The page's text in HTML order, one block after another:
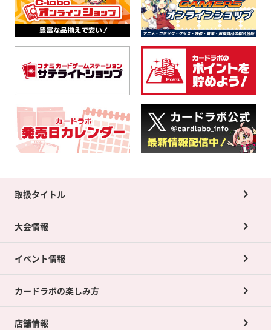
取扱タイトル
大会情報
イベント情報
カードラボの楽しみ方
店舗情報